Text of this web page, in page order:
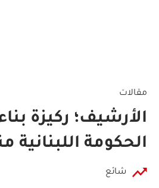
مقالات
الأرشيف؛ ركيزة
الحكومة اللبنانية
شائع